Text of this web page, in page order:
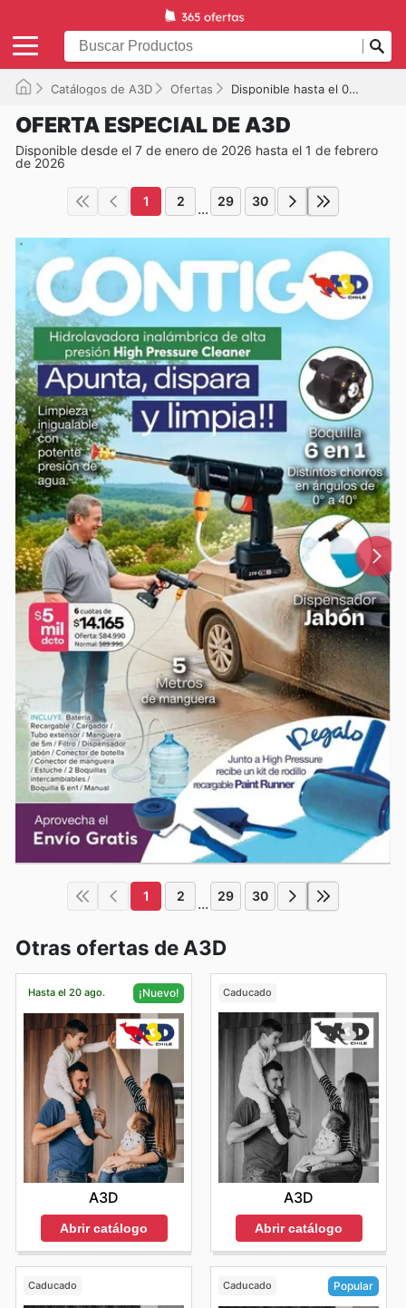
Catálogos de A3D Ofertas Disponible hasta el 01-02-2026
OFERTA ESPECIAL DE A3D
Disponible desde el 7 de enero de 2026 hasta el 1 de febrero
de 2026
1 2 ... 29 30
1 2 ... 29 30
Otras ofertas de A3D
Hasta el 20 ago. ¡Nuevo!
A3D
Abrir catálogo
Caducado
A3D
Abrir catálogo
Caducado Caducado Popular